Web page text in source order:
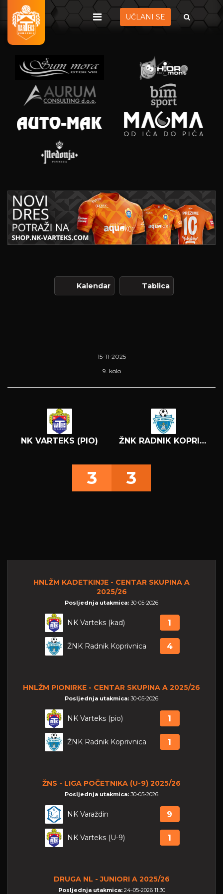
UČLANI SE
Kalendar Tablica
15-11-2025
9. kolo
NK VARTEKS (PIO) ŽNK RADNIK KOPRIVNICA
3 3
HNLŽM KADETKINJE - CENTAR SKUPINA A
2025/26
Posljednja utakmica: 30-05-2026
NK Varteks (kad) 1
ŽNK Radnik Koprivnica 4
HNLŽM PIONIRKE - CENTAR SKUPINA A 2025/26
Posljednja utakmica: 30-05-2026
NK Varteks (pio) 1
ŽNK Radnik Koprivnica 1
ŽNS - LIGA POČETNIKA (U-9) 2025/26
Posljednja utakmica: 30-05-2026
NK Varaždin 9
NK Varteks (U-9) 1
DRUGA NL - JUNIORI A 2025/26
Posljednja utakmica: 24-05-2026 11:30